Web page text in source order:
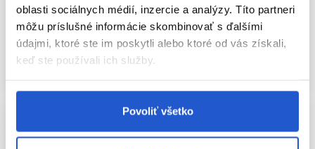
oblasti sociálnych médií, inzercie a analýzy. Títo partneri
môžu príslušné informácie skombinovať s ďalšími
údajmi, ktoré ste im poskytli alebo ktoré od vás získali,
keď ste používali ich služby.
Povoliť všetko
Oxidačné farby na vlasy
5.35 €
Kúpiť
Oxidačné farby na vlasy
5.35 €